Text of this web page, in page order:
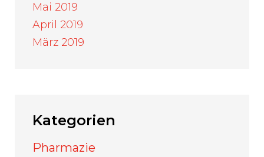
Mai 2019
April 2019
März 2019
Kategorien
Pharmazie